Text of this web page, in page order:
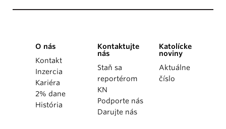
O nás
Kontakt
Inzercia
Kariéra
2% dane
História
Kontaktujte
nás
Staň sa
reportérom
KN
Podporte nás
Darujte nás
Katolícke
noviny
Aktuálne
číslo